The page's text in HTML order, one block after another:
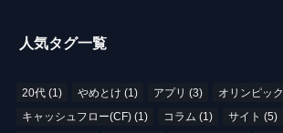
人気タグ一覧
20代(1) やめとけ (1) アプリ (3) オリンピック
キャッシュフロー(CF)(1) コラム (1) サイト (5)